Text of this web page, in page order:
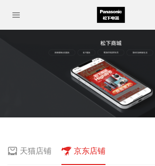
天猫店铺 京东店铺